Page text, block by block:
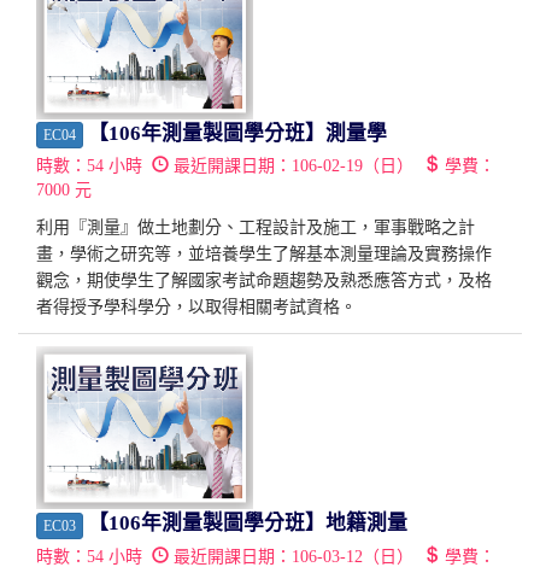
EC04 【106年測量製圖學分班】測量學
時數： 54 小時 最近開課日期： 106-02-19（日）
學費：
7000 元
利用『測量』做土地劃分、工程設計及施工，軍事戰略之計
畫，學術之研究等，並培養學生了解基本測量理論及實務操作
觀念，期使學生了解國家考試命題趨勢及熟悉應答方式，及格
者得授予學科學分，以取得相關考試資格。
EC03 【106年測量製圖學分班】地籍測量
時數： 54 小時 最近開課日期： 106-03-12（日）
學費：